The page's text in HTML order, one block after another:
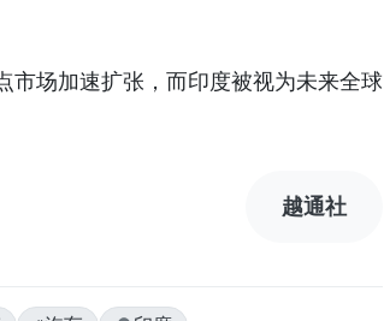
市场加速扩张，而印度被视为未来全球
越通社